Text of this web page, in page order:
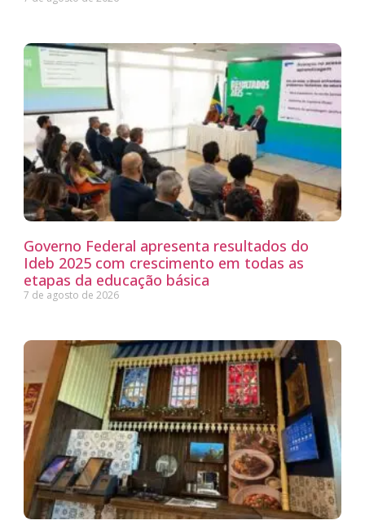
Governo Federal apresenta resultados do
Ideb 2025 com crescimento em todas as
etapas da educação básica
7 de agosto de 2026